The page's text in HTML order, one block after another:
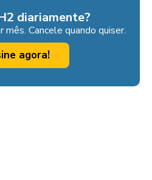
diariamente?
Cancele quando quiser.
agora!